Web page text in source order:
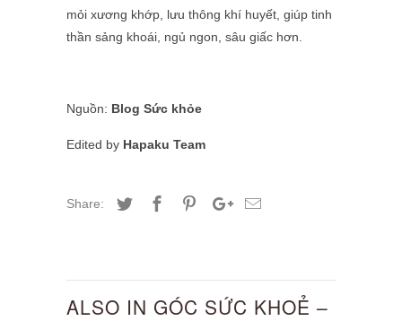
mỏi xương khớp, lưu thông khí huyết, giúp tinh
thần sảng khoái, ngủ ngon, sâu giấc hơn.
Nguồn: Blog Sức khỏe
Edited by Hapaku Team
Share:
ALSO IN GÓC SỨC KHOẺ –